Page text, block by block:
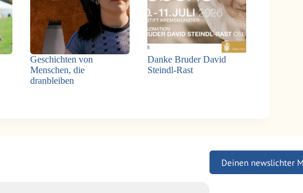
Geschichten von
Menschen, die
dranbleiben
Danke Bruder David
Steindl-Rast
Deinen newslichter